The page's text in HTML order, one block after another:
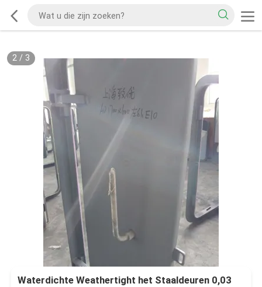
2/ 3
Waterdichte Weathertight het Staaldeuren 0,03